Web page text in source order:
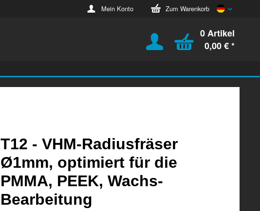
Mein Konto Zum Warenkorb
Deutsch
0 Artikel
0,00 € *
T12 - VHM-Radiusfräser
Ø1mm, optimiert für die
PMMA, PEEK, Wachs-
Bearbeitung